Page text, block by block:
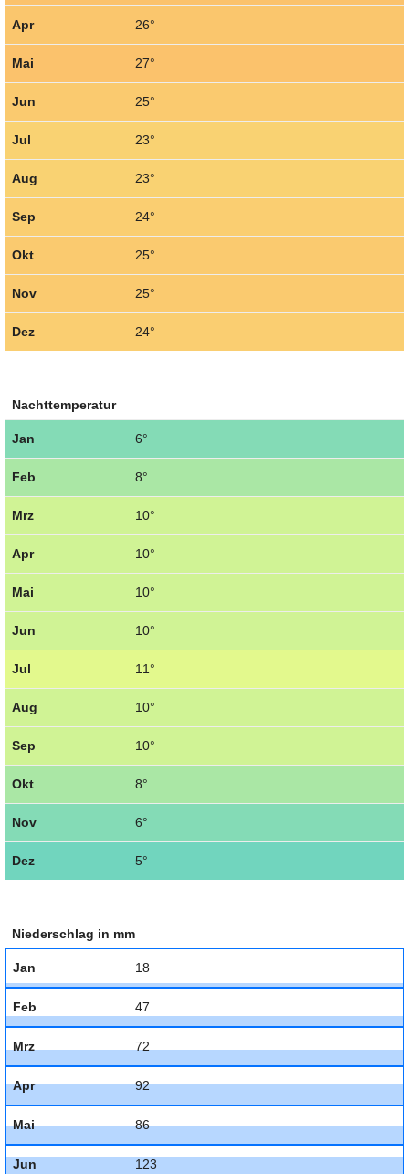
Apr 26°
Mai 27°
Jun 25°
Jul 23°
Aug 23°
Sep 24°
Okt 25°
Nov 25°
Dez 24°
Nachttemperatur
Jan 6°
Feb 8°
Mrz 10°
Apr 10°
Mai 10°
Jun 10°
Jul 11°
Aug 10°
Sep 10°
Okt 8°
Nov 6°
Dez 5°
Niederschlag in mm
Jan 18
Feb 47
Mrz 72
Apr 92
Mai 86
Jun 123